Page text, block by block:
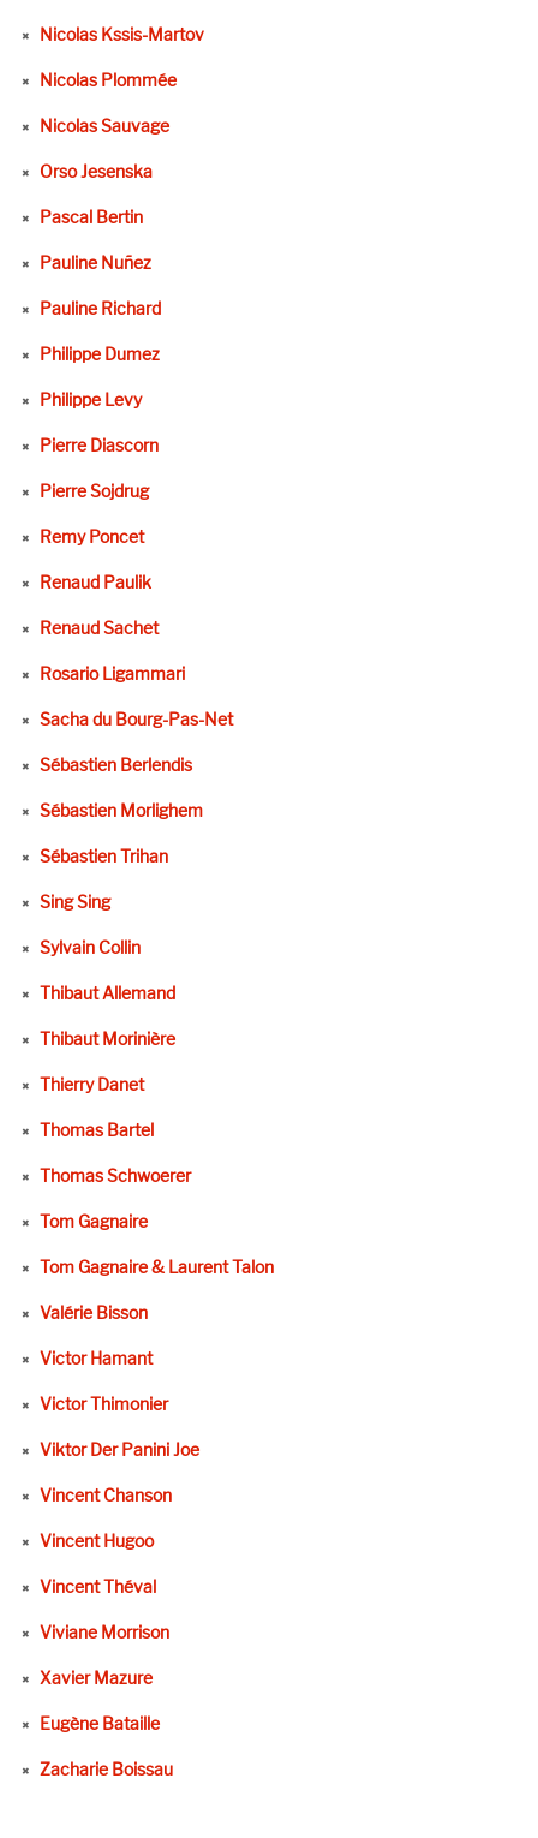
Nicolas Kssis-Martov
Nicolas Plommée
Nicolas Sauvage
Orso Jesenska
Pascal Bertin
Pauline Nuñez
Pauline Richard
Philippe Dumez
Philippe Levy
Pierre Diascorn
Pierre Sojdrug
Remy Poncet
Renaud Paulik
Renaud Sachet
Rosario Ligammari
Sacha du Bourg-Pas-Net
Sébastien Berlendis
Sébastien Morlighem
Sébastien Trihan
Sing Sing
Sylvain Collin
Thibaut Allemand
Thibaut Morinière
Thierry Danet
Thomas Bartel
Thomas Schwoerer
Tom Gagnaire
Tom Gagnaire & Laurent Talon
Valérie Bisson
Victor Hamant
Victor Thimonier
Viktor Der Panini Joe
Vincent Chanson
Vincent Hugoo
Vincent Théval
Viviane Morrison
Xavier Mazure
Eugène Bataille
Zacharie Boissau